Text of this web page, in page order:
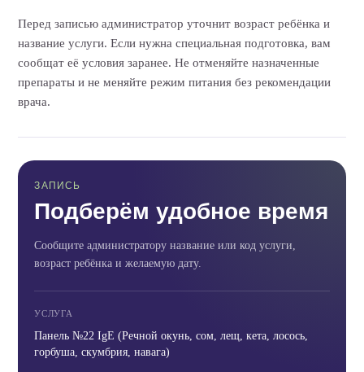
Перед записью администратор уточнит возраст ребёнка и
название услуги. Если нужна специальная подготовка, вам
сообщат её условия заранее. Не отменяйте назначенные
препараты и не меняйте режим питания без рекомендации
врача.
ЗАПИСЬ
Подберём удобное время
Сообщите администратору название или код услуги,
возраст ребёнка и желаемую дату.
УСЛУГА
Панель №22 IgE (Речной окунь, сом, лещ, кета, лосось,
горбуша, скумбрия, навага)